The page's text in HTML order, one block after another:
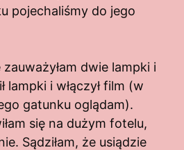
pojechaliśmy do jego
dwie lampki i
lampki i włączył film (w
gatunku oglądam).
się na dużym fotelu,
Sądziłam, że usiądzie